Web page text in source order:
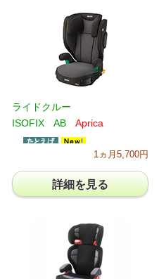
ライドクルー
ISOFIX AB Aprica
1ヵ月5,700円
詳細を見る